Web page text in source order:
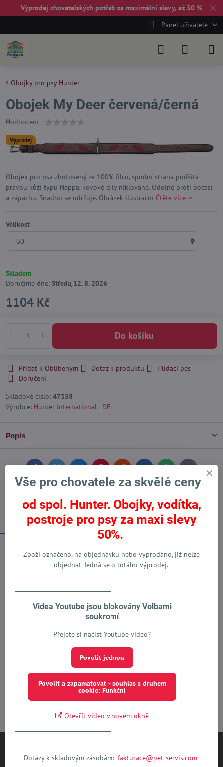
✕
Výprodej chovatelských potřeb za maximální slevy, až 50 %
Panel uživatele
Výprodej
Obojky pro psy Hunter
Obojek My Deer červená/černá
Hodnocení
Obojek pro psa zhotovený ze 100% filcu, spodní strana podšitá
pravou kůží typu Nappa, kovové díly niklované. Odolné proti počasí
a zápachu. Snadno se udržuje. Obrázek ilustrační Čtěte více
Velikost
Skladem
Doručíme dne: Středa 12. 8. 2026
1104 Kč
Do košíku
Přidat k Oblíbeným Dotaz k produktu
Hlídací pes
Doručení
Skladové číslo: 47358
Výrobce: Hunter International - DE
Popis
Přejete si načíst externí obsah?
Povolit a zapamatovat - souhlas s druhem cookie: Funkční
Kontakty
Vše pro chovatele za skvělé ceny
od spol. Hunter. Obojky, vodítka,
postroje pro psy za maxi slevy
50%.
Zboží označeno, na objednávku nebo vyprodáno, již nelze
objednat. Jedná se o totální výprodej.
Videa Youtube jsou blokovány Volbami
soukromí
Přejete si načíst Youtube video?
Povolit jednou
Povolit a zapamatovat - souhlas s druhem
cookie: Funkční
Otevřít video v novém okně
Dotazy k skladovým zásobám:fakturace@pet-servis.com